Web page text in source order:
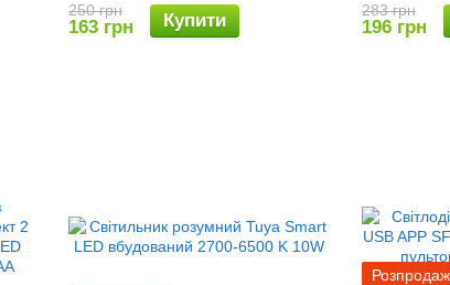
250 грн
163 грн Купити 283 грн
196 грн
Розпродаж